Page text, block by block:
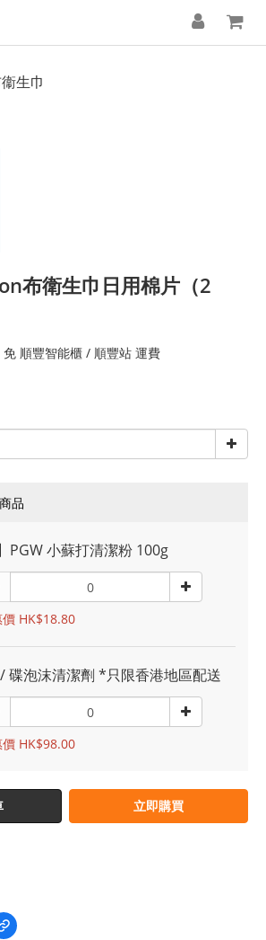
生巾
布衛生巾日用棉片（2
順豐智能櫃 / 順豐站 運費
品
PGW 小蘇打清潔粉 100g
HK$18.80
碟泡沫清潔劑 *只限香港地區配送
HK$98.00
立即購買